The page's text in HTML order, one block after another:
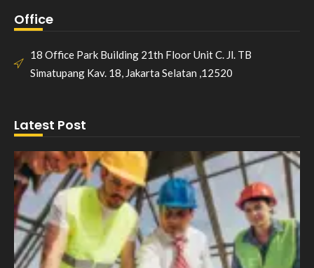
Office
18 Office Park Building 21th Floor Unit C. Jl. TB
Simatupang Kav. 18, Jakarta Selatan ,12520
Latest Post